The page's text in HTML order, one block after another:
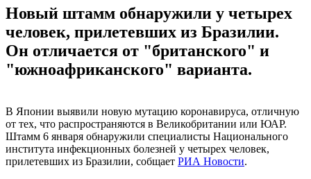
Новый штамм обнаружили у четырех
человек, прилетевших из Бразилии.
Он отличается от "британского" и
"южноафриканского" варианта.
В Японии выявили новую мутацию коронавируса, отличную
от тех, что распространяются в Великобритании или ЮАР.
Штамм 6 января обнаружили специалисты Национального
института инфекционных болезней у четырех человек,
прилетевших из Бразилии, собщает РИА Новости.